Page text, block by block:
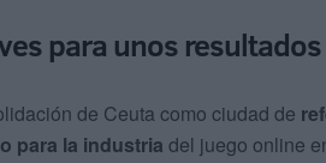
para unos
de Ceuta como ciudad de
para la industria del juego online